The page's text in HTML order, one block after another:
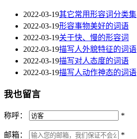
2022-03-19其它常用形容词分类集
2022-03-19形容事物美好的词语
2022-03-19关于快、慢的形容词
2022-03-19描写人外貌特征的词语
2022-03-19描写对人态度的词语
2022-03-19描写人动作神态的词语
我也留言
称呼： *
邮箱： *